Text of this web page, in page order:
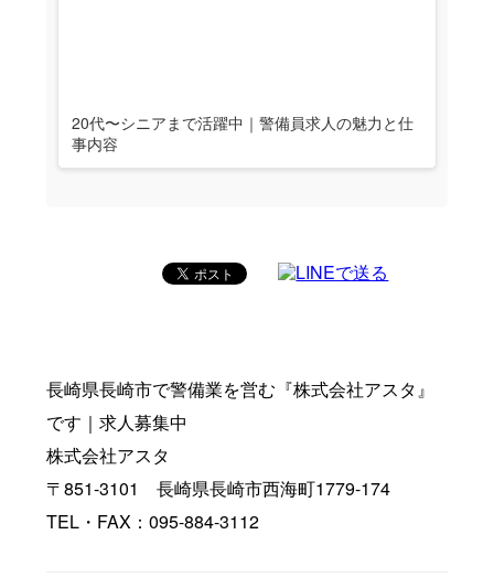
20代〜シニアまで活躍中｜警備員求人の魅力と仕
事内容
長崎県長崎市で警備業を営む『株式会社アスタ』
です｜求人募集中
株式会社アスタ
〒851-3101 長崎県長崎市西海町1779-174
TEL・FAX：095-884-3112